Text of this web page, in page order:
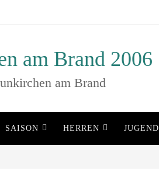
am Brand 2006
am Brand
SAISON HERREN JUGEND